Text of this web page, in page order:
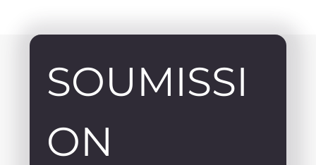
SOUMISSI
ON